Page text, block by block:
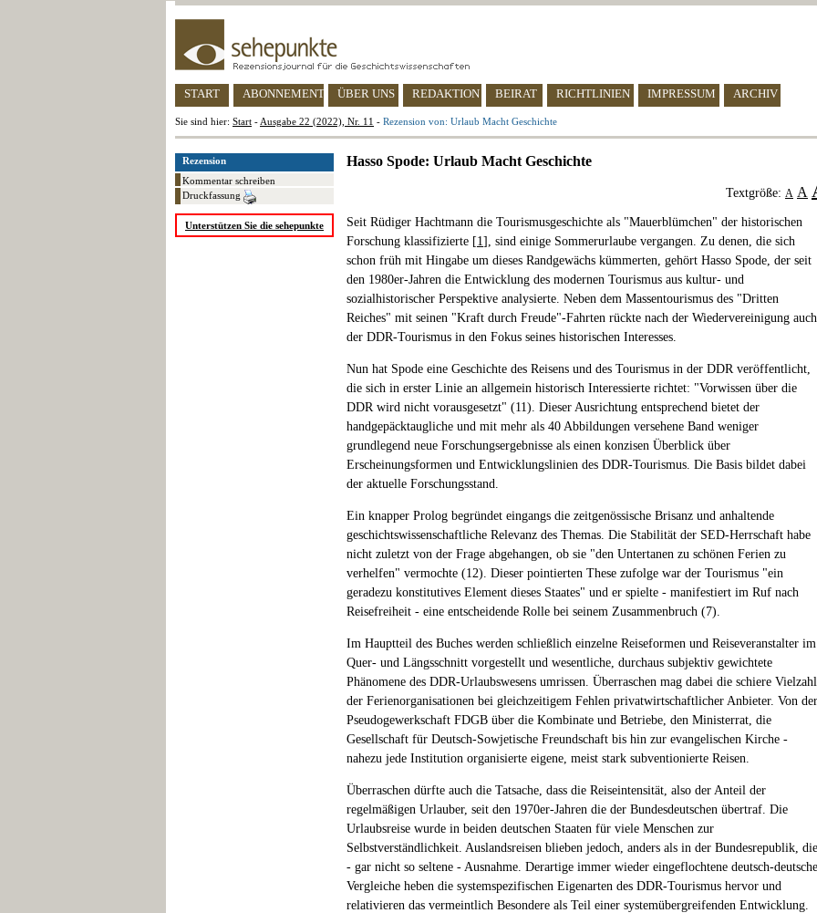
START ABONNEMENT ÜBER UNS REDAKTION BEIRAT RICHTLINIEN IMPRESSUM ARCHIV
Sie sind hier: Start - Ausgabe 22 (2022), Nr. 11 - Rezension von: Urlaub Macht Geschichte
Rezension
Kommentar schreiben
Druckfassung
Unterstützen Sie die sehepunkte
Hasso Spode: Urlaub Macht Geschichte
Textgröße: A A
Seit Rüdiger Hachtmann die Tourismusgeschichte als "Mauerblümchen" der historischen
Forschung klassifizierte [1], sind einige Sommerurlaube vergangen. Zu denen, die sich
schon früh mit Hingabe um dieses Randgewächs kümmerten, gehört Hasso Spode, der seit
den 1980er-Jahren die Entwicklung des modernen Tourismus aus kultur- und
sozialhistorischer Perspektive analysierte. Neben dem Massentourismus des "Dritten
Reiches" mit seinen "Kraft durch Freude"-Fahrten rückte nach der Wiedervereinigung auch
der DDR-Tourismus in den Fokus seines historischen Interesses.
Nun hat Spode eine Geschichte des Reisens und des Tourismus in der DDR veröffentlicht,
die sich in erster Linie an allgemein historisch Interessierte richtet: "Vorwissen über die
DDR wird nicht vorausgesetzt" (11). Dieser Ausrichtung entsprechend bietet der
handgepäcktaugliche und mit mehr als 40 Abbildungen versehene Band weniger
grundlegend neue Forschungsergebnisse als einen konzisen Überblick über
Erscheinungsformen und Entwicklungslinien des DDR-Tourismus. Die Basis bildet dabei
der aktuelle Forschungsstand.
Ein knapper Prolog begründet eingangs die zeitgenössische Brisanz und anhaltende
geschichtswissenschaftliche Relevanz des Themas. Die Stabilität der SED-Herrschaft habe
nicht zuletzt von der Frage abgehangen, ob sie "den Untertanen zu schönen Ferien zu
verhelfen" vermochte (12). Dieser pointierten These zufolge war der Tourismus "ein
geradezu konstitutives Element dieses Staates" und er spielte - manifestiert im Ruf nach
Reisefreiheit - eine entscheidende Rolle bei seinem Zusammenbruch (7).
Im Hauptteil des Buches werden schließlich einzelne Reiseformen und Reiseveranstalter im
Quer- und Längsschnitt vorgestellt und wesentliche, durchaus subjektiv gewichtete
Phänomene des DDR-Urlaubswesens umrissen. Überraschen mag dabei die schiere Vielzahl
der Ferienorganisationen bei gleichzeitigem Fehlen privatwirtschaftlicher Anbieter. Von der
Pseudogewerkschaft FDGB über die Kombinate und Betriebe, den Ministerrat, die
Gesellschaft für Deutsch-Sowjetische Freundschaft bis hin zur evangelischen Kirche -
nahezu jede Institution organisierte eigene, meist stark subventionierte Reisen.
Überraschen dürfte auch die Tatsache, dass die Reiseintensität, also der Anteil der
regelmäßigen Urlauber, seit den 1970er-Jahren die der Bundesdeutschen übertraf. Die
Urlaubsreise wurde in beiden deutschen Staaten für viele Menschen zur
Selbstverständlichkeit. Auslandsreisen blieben jedoch, anders als in der Bundesrepublik, die
- gar nicht so seltene - Ausnahme. Derartige immer wieder eingeflochtene deutsch-deutsche
Vergleiche heben die systemspezifischen Eigenarten des DDR-Tourismus hervor und
relativieren das vermeintlich Besondere als Teil einer systemübergreifenden Entwicklung.